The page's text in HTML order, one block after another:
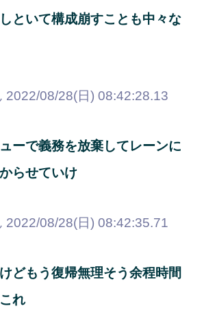
といて構成崩すことも中々な
2022/08/28(日) 08:42:28.13
ーで義務を放棄してレーンに
らせていけ
2022/08/28(日) 08:42:35.71
どもう復帰無理そう余程時間
れ